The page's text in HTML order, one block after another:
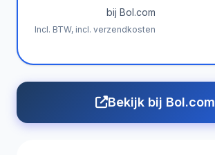
bij Bol.com
Incl. BTW, incl. verzendkosten
Bekijk bij Bol.com